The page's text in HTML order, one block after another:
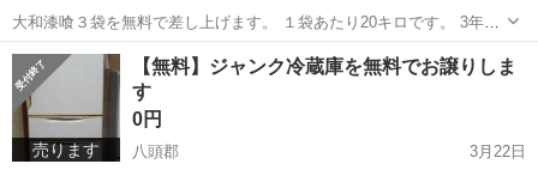
大和漆喰３袋を無料で差し上げます。 １袋あたり20キロです。 3年ほ
ど前に購入し、自宅内に置いたままで完全未使用です。 壁のリフォー
ムのために購入しましたが、 仕事が忙しくなり結局使用する機会がな
いので出品し...
鳥取 八頭郡 恋山形駅 その他 漆喰
売ります
【無料】ジャンク冷蔵庫を無料でお譲りしま
す
0円
八頭郡
3月22日